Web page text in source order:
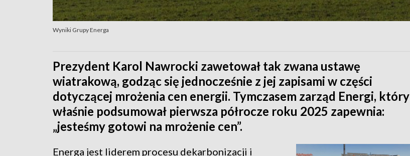
Wyniki Grupy Energa
Prezydent Karol Nawrocki zawetował tak zwana ustawę
wiatrakową, godząc się jednocześnie z jej zapisami w części
dotyczącej mrożenia cen energii. Tymczasem zarząd Energi, który
właśnie podsumował pierwsza półrocze roku 2025 zapewnia:
„jesteśmy gotowi na mrożenie cen”.
Energa jest liderem procesu dekarbonizacji i